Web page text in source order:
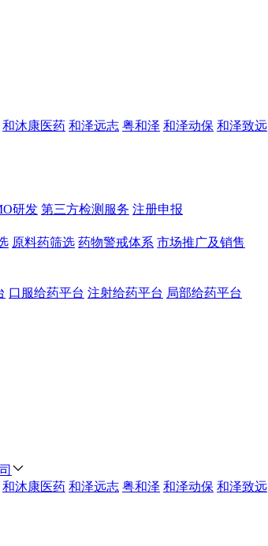
和沐康医药 和泽远志 粤和泽 和泽动保 和泽致远
研发 第三方检测服务 注册申报
原料药筛选 药物警戒体系 市场推广及销售
口服给药平台 注射给药平台 局部给药平台
和沐康医药 和泽远志 粤和泽 和泽动保 和泽致远